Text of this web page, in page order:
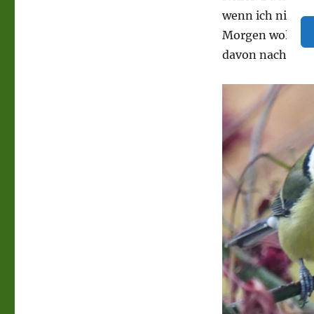
wenn ich nicht
Morgen wollen
davon nach